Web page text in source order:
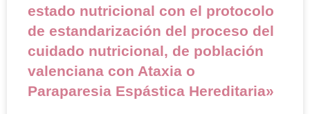
estado nutricional con el protocolo
de estandarización del proceso del
cuidado nutricional, de población
valenciana con Ataxia o
Paraparesia Espástica Hereditaria»